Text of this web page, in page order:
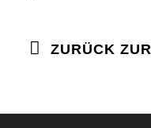
ZURÜCK